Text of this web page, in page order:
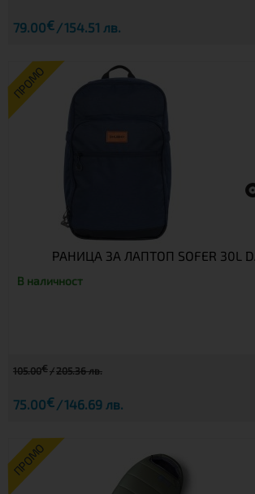
79.00€ 154.51 лв.
ПРОМО
РАНИЦА ЗА ЛАПТОП SOFER 30L
В наличност
105.00€ 205.36 лв.
75.00€ 146.69 лв.
ПРОМО